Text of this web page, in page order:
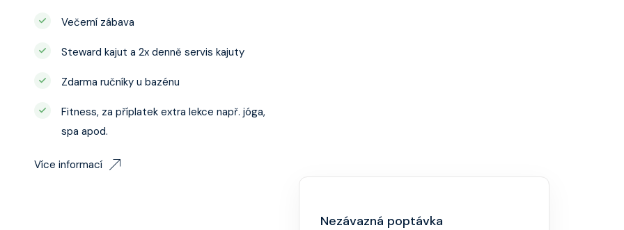
Večerní zábava
Steward kajut a 2x denně servis kajuty
Zdarma ručníky u bazénu
Fitness, za příplatek extra lekce např. jóga,
spa apod.
Více informací
Nezávazná poptávka